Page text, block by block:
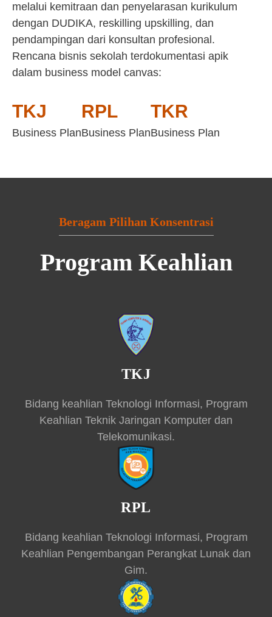
melalui kemitraan dan penyelarasan kurikulum
dengan DUDIKA, reskilling upskilling, dan
pendampingan dari konsultan profesional.
Rencana bisnis sekolah terdokumentasi apik
dalam business model canvas:
TKJ
Business Plan
RPL
Business Plan
TKR
Business Plan
Beragam Pilihan Konsentrasi
Program Keahlian
TKJ
Bidang keahlian Teknologi Informasi, Program
Keahlian Teknik Jaringan Komputer dan
Telekomunikasi.
RPL
Bidang keahlian Teknologi Informasi, Program
Keahlian Pengembangan Perangkat Lunak dan
Gim.